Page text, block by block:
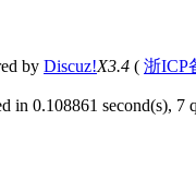
by Discuz!X3.4 ( 浙ICP
in 0.108861 second(s), 7